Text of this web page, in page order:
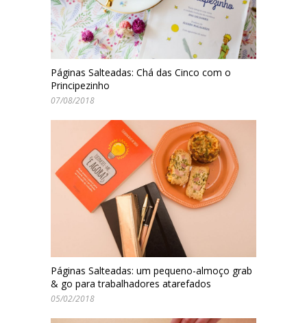
Páginas Salteadas: Chá das Cinco com o
Principezinho
07/08/2018
Páginas Salteadas: um pequeno-almoço grab
& go para trabalhadores atarefados
05/02/2018